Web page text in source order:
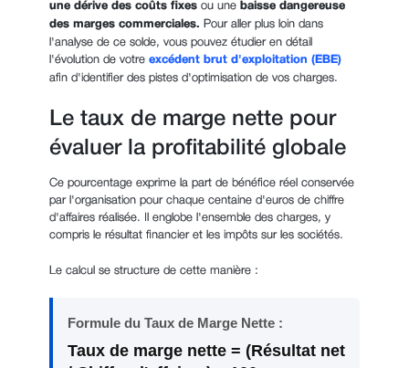
une dérive des coûts fixes ou une baisse dangereuse
des marges commerciales. Pour aller plus loin dans
l'analyse de ce solde, vous pouvez étudier en détail
l'évolution de votre excédent brut d'exploitation (EBE)
afin d'identifier des pistes d'optimisation de vos charges.
Le taux de marge nette pour
évaluer la profitabilité globale
Ce pourcentage exprime la part de bénéfice réel conservée
par l'organisation pour chaque centaine d'euros de chiffre
d'affaires réalisée. Il englobe l'ensemble des charges, y
compris le résultat financier et les impôts sur les sociétés.
Le calcul se structure de cette manière :
Formule du Taux de Marge Nette :
Taux de marge nette = (Résultat net